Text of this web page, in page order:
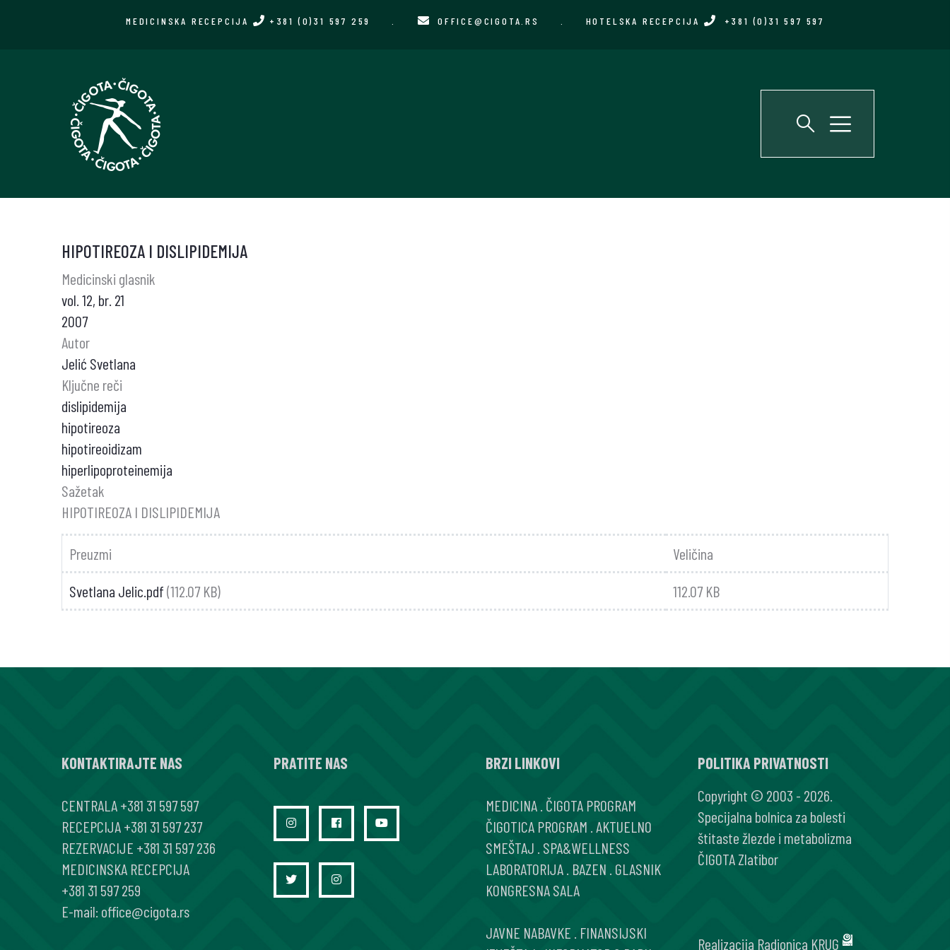
MEDICINSKA RECEPCIJA +381 (0)31 597 259 OFFICE@CIGOTA.RS HOTELSKA RECEPCIJA +381 (0)31 597 597
HIPOTIREOZA I DISLIPIDEMIJA
Medicinski glasnik
vol. 12, br. 21
2007
Autor
Jelić Svetlana
Ključne reči
dislipidemija
hipotireoza
hipotireoidizam
hiperlipoproteinemija
Sažetak
HIPOTIREOZA I DISLIPIDEMIJA
Preuzmi Veličina
Svetlana Jelic.pdf(112.07 KB) 112.07 KB
KONTAKTIRAJTE NAS
CENTRALA+381 31 597 597
RECEPCIJA+381 31 597 237
REZERVACIJE +381 31 597 236
MEDICINSKA RECEPCIJA
+381 31 597 259
E-mail: office@cigota.rs
PRATITE NAS BRZI LINKOVI
MEDICINA ČIGOTA PROGRAM
ČIGOTICA PROGRAM AKTUELNO
SMEŠTAJ SPA&WELLNESS
LABORATORIJA BAZEN GLASNIK
KONGRESNA SALA
JAVNE NABAVKE FINANSIJSKI
POLITIKA PRIVATNOSTI
Copyright © 2003 - 2026.
Specijalna bolnica za bolesti
štitaste žlezde i metabolizma
ČIGOTA Zlatibor
Realizacija Radionica KRUG